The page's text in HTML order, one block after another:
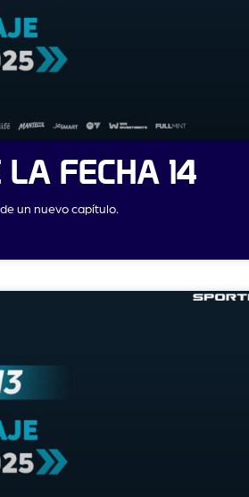
FECHA 14
un nuevo capítulo.